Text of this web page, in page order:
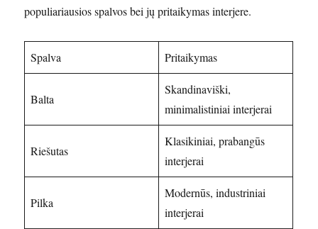
populiariausios spalvos bei jų pritaikymas interjere.
Spalva Pritaikymas
Balta
Skandinaviški,
minimalistiniai interjerai
Riešutas
Klasikiniai, prabangūs
interjerai
Pilka
Modernūs, industriniai
interjerai